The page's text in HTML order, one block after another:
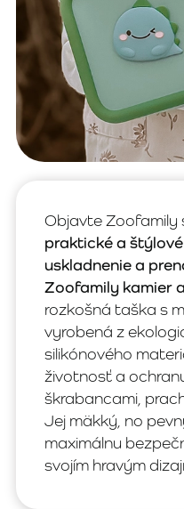
Objavte Zoofamily
praktické a
uskladnenie a
Zoofamily kamier
rozkošná taška s
vyrobená z
silikónového
životnosť a
škrabancami,
Jej mäkký, no
maximálnu
svojím hravým